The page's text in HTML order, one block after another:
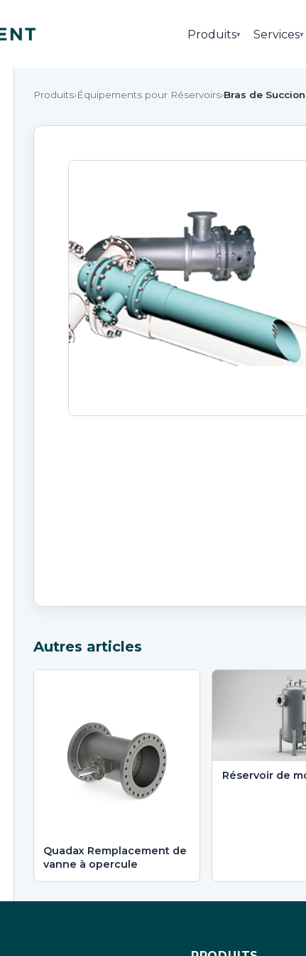
Produits▾ Services▾
Produits›Équipements pour Réservoirs›Bras de
Autres articles
Quadax Remplacement de
vanne à opercule
Réservoir de